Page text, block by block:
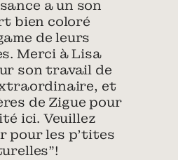
a un son
bien coloré
de leurs
Merci à Lisa
son travail de
et
de Zigue pour
ici. Veuillez
pour les p’tites